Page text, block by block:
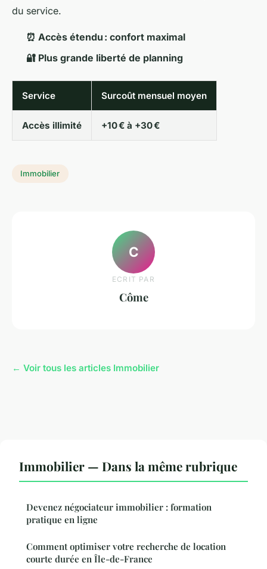
du service.
⏰ Accès étendu : confort maximal
🔐 Plus grande liberté de planning
Service Surcoût mensuel moyen
Accès illimité +10 € à +30 €
Immobilier
C
ECRIT PAR
Côme
← Voir tous les articles Immobilier
Immobilier — Dans la même rubrique
Devenez négociateur immobilier : formation
pratique en ligne
Comment optimiser votre recherche de location
courte durée en Île-de-France